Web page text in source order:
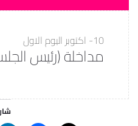
10- اكتوبر اليوم الاول
مداخلة (رئيس